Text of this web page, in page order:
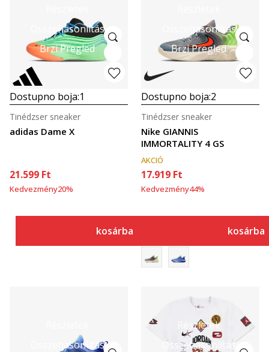
Összehasonlítás
Brzi Pregled
Dostupno boja:1
adidas Dame X
Tinédzser sneaker
21.599 Ft
Kedvezmény20%
kosárba
Összehasonlítás
Brzi Pregled
Dostupno boja:2
Nike GIANNIS
IMMORTALITY 4 GS
Tinédzser sneaker
AKCIÓ
17.919 Ft
Kedvezmény44%
kosárba
Összehasonlítás
Részletek
Összehasonlítás